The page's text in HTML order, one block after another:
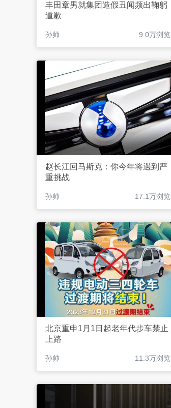
丰田章男就集团造假丑闻频出鞠躬
道歉
孙帅 9.0万浏览
赵长江回马斯克：你今年将遇到严
重挑战
孙帅 17.1万浏览
北京重申1月1日起老年代步车禁止
上路
孙帅 11.3万浏览